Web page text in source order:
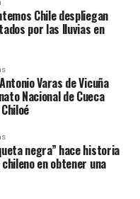
Chile despliegan
por las lluvias en
Varas de Vicuña
Nacional de Cueca
negra” hace historia
en obtener una